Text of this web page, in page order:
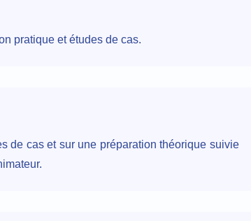
pratique et études de cas.
de cas et sur une préparation théorique suivie